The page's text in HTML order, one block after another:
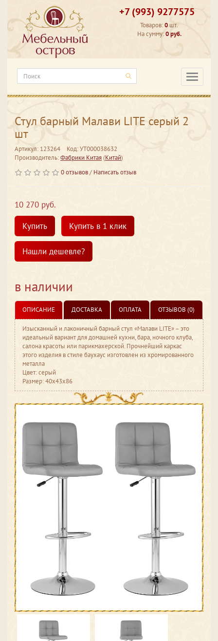
+7 (993) 9277575
Товаров:0 шт.
На сумму:0 руб.
Стул барный Малави LITE серый 2
шт
Артикул: 123264
Код: УТ000038632
Производитель:Фабрики Китая(Китай)
0 отзывов/ Написать отзыв
10 270 руб.
Купить
Купить в 1 клик
Нашли дешевле?
в наличии
ОПИСАНИЕ ДОСТАВКА ОПЛАТА ОТЗЫВОВ (0)
Изысканный и лаконичный барный стул «Малави LITE» – это
идеальный вариант для домашней кухни, бара, ночного клуба,
салона красоты или парикмахерской. Прочнейший каркас
этого изделия в стиле баухаус изготовлен из хромированного
металла
Цвет: серый
Размер: 40x43x86